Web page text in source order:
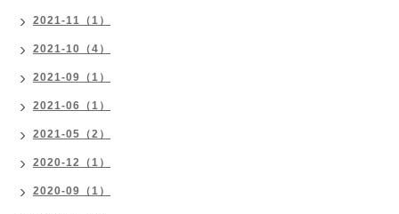
2021-11（1）
2021-10（4）
2021-09（1）
2021-06（1）
2021-05（2）
2020-12（1）
2020-09（1）